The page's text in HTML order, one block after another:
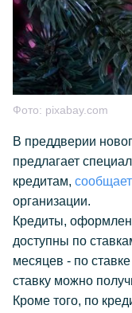
Фото: pixabay.com
В преддверии
предлагает
кредитам, сообщает
организации.
Кредиты,
доступны по
месяцев - по
ставку можно
Кроме того, по